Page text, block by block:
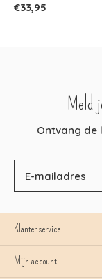
€33,95
Meld
Ontvang de
Klantenservice
Mijn account